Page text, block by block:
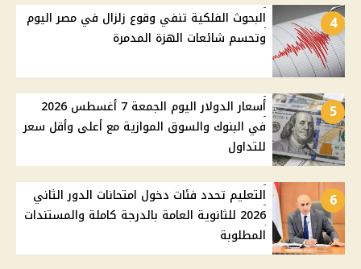
4
البحوث الفلكية تنفي وقوع زلزال في مصر اليوم
وتحسم شائعات الهزة المدمرة
5
أسعار الدولار اليوم الجمعة 7 أغسطس 2026
في البنوك والسوق الموازية مع أعلى وأقل سعر
للتداول
6
التعليم تحدد فئات دخول امتحانات الدور الثاني
2026 للثانوية العامة بالدرجة كاملة والمستندات
المطلوبة